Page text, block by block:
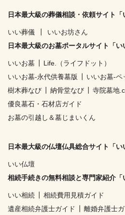
日本最大級の葬儀相談・依頼サイト「
いい葬儀
いいお坊さん
日本最大級のお墓ポータルサイト「い
いいお墓
Life.（ライフドット）
いいお墓-永代供養墓版
いいお墓-ペ
樹木葬なび
納骨堂なび
寺院墓地
優良墓石・石材店ガイド
お墓の引越し＆墓じまいくん
日本最大級の仏壇仏具総合サイト「い
いい仏壇
相続手続きの無料相談と専門家紹介「
いい相続
相続費用見積ガイド
遺産相続弁護士ガイド
離婚弁護士